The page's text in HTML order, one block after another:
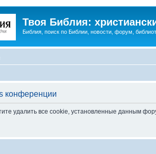
Твоя Библия:
Библия, поиск по Библии, новости, форум,
конференции
удалить все cookie, установленные данным